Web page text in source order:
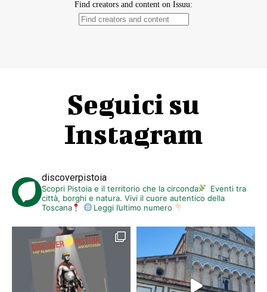
Seguici su
Instagram
discoverpistoia
Scopri Pistoia e il territorio che la circonda
Eventi tra
città, borghi e natura. Vivi il cuore autentico della
Toscana
Leggi l’ultimo numero